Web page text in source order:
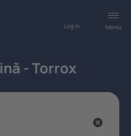
Meniu
Log in
- Torrox